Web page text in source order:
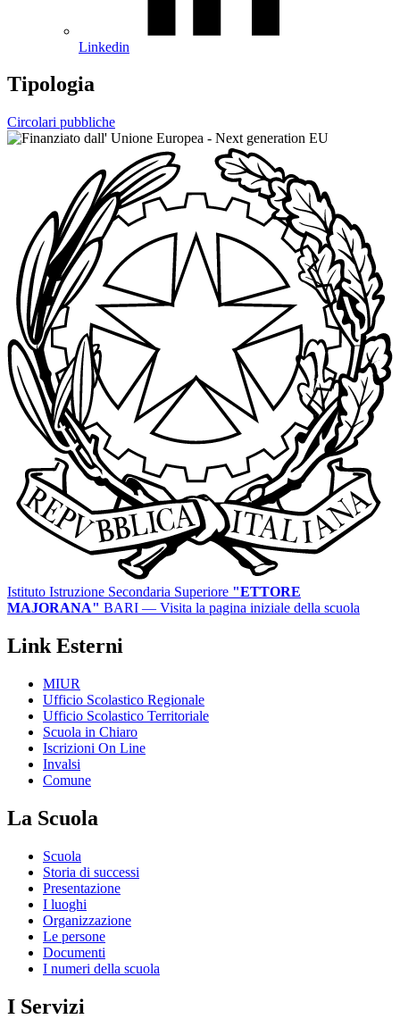
Linkedin
Tipologia
Circolari pubbliche
Istituto Istruzione Secondaria Superiore "ETTORE
MAJORANA" BARI — Visita la pagina iniziale della scuola
Link Esterni
MIUR
Ufficio Scolastico Regionale
Ufficio Scolastico Territoriale
Scuola in Chiaro
Iscrizioni On Line
Invalsi
Comune
La Scuola
Scuola
Storia di successi
Presentazione
I luoghi
Organizzazione
Le persone
Documenti
I numeri della scuola
I Servizi